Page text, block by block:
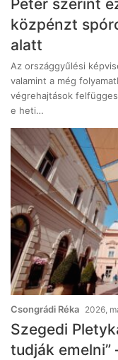
Péter szerint
közpénzt
alatt
Az országgyűlési
valamint a még
végrehajtások
e heti…
Csongrádi Réka 2026,
Szegedi
tudják